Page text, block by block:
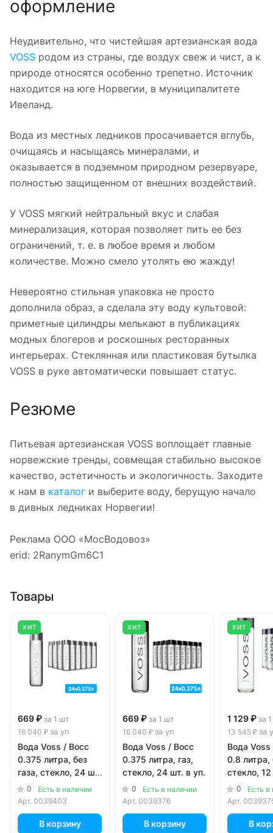
оформление
Неудивительно, что чистейшая артезианская вода
VOSS родом из страны, где воздух свеж и чист, а к
природе относятся особенно трепетно. Источник
находится на юге Норвегии, в муниципалитете
Ивеланд.
Вода из местных ледников просачивается вглубь,
очищаясь и насыщаясь минералами, и
оказывается в подземном природном резервуаре,
полностью защищенном от внешних воздействий.
У VOSS мягкий нейтральный вкус и слабая
минерализация, которая позволяет пить ее без
ограничений, т. е. в любое время и любом
количестве. Можно смело утолять ею жажду!
Невероятно стильная упаковка не просто
дополнила образ, а сделала эту воду культовой:
приметные цилиндры мелькают в публикациях
модных блогеров и роскошных ресторанных
интерьерах. Стеклянная или пластиковая бутылка
VOSS в руке автоматически повышает статус.
Резюме
Питьевая артезианская VOSS воплощает главные
норвежские тренды, совмещая стабильно высокое
качество, эстетичность и экологичность. Заходите
к нам в каталог и выберите воду, берущую начало
в дивных ледниках Норвегии!
Реклама ООО «МосВодовоз»
erid: 2RanymGm6C1
Товары
ХИТ
669 ₽ за 1 шт
16 040 ₽ за уп
Вода Voss / Восс
0.375 литра, без
газа, стекло, 24 шт.
в уп.
0
Есть в наличии
Арт. 0039403
В корзину
ХИТ
669 ₽ за 1 шт
16 040 ₽ за уп
Вода Voss / Восс
0.375 литра, газ,
стекло, 24 шт. в уп.
0
Есть в наличии
Арт. 0039376
В корзину
ХИТ
1 129 ₽ за
13 545 ₽ за
Вода Voss
0.8 литра,
стекло,
0
Есть в
Арт.
В